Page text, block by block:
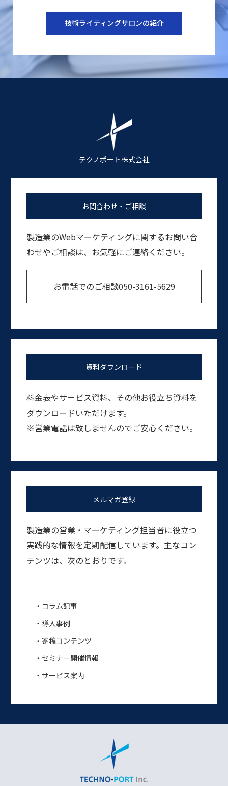
技術ライティングサロンの紹介
テクノポート株式会社
お問合わせ・ご相談
製造業のWebマーケティングに関するお問い合
わせやご相談は、お気軽にご連絡ください。
お電話でのご相談050-3161-5629
資料ダウンロード
料金表やサービス資料、その他お役立ち資料を
ダウンロードいただけます。
※営業電話は致しませんのでご安心ください。
メルマガ登録
製造業の営業・マーケティング担当者に役立つ
実践的な情報を定期配信しています。主なコン
テンツは、次のとおりです。
・コラム記事
・導入事例
・寄稿コンテンツ
・セミナー開催情報
・サービス案内